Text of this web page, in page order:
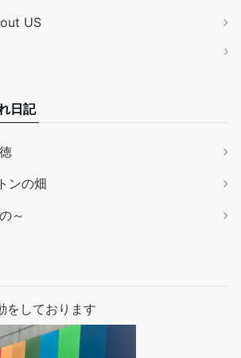
US
日記
ンの畑
～
をしております